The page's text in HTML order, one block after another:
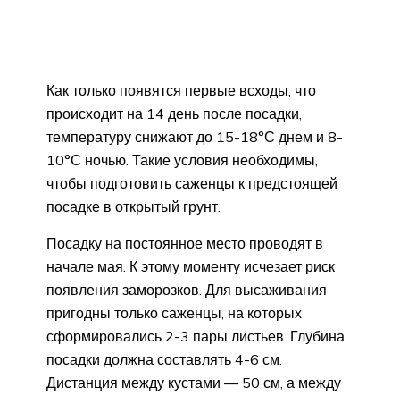
Как только появятся первые всходы, что
происходит на 14 день после посадки,
температуру снижают до 15-18°С днем и 8-
10°С ночью. Такие условия необходимы,
чтобы подготовить саженцы к предстоящей
посадке в открытый грунт.
Посадку на постоянное место проводят в
начале мая. К этому моменту исчезает риск
появления заморозков. Для высаживания
пригодны только саженцы, на которых
сформировались 2-3 пары листьев. Глубина
посадки должна составлять 4-6 см.
Дистанция между кустами — 50 см, а между